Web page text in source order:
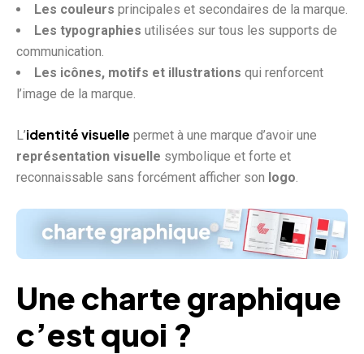
Les couleurs principales et secondaires de la marque.
Les typographies utilisées sur tous les supports de
communication.
Les icônes, motifs et illustrations qui renforcent
l’image de la marque.
L’identité visuelle permet à une marque d’avoir une
représentation visuelle symbolique et forte et
reconnaissable sans forcément afficher son logo.
Une charte graphique
c’est quoi ?